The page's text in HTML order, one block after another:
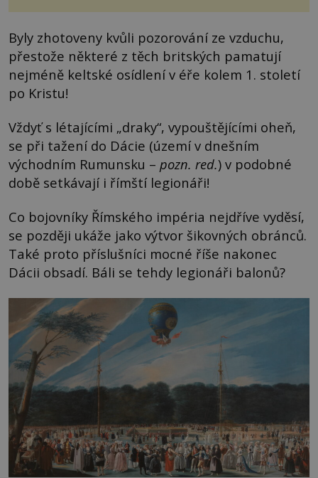
Byly zhotoveny kvůli pozorování ze vzduchu,
přestože některé z těch britských pamatují
nejméně keltské osídlení v éře kolem 1. století
po Kristu!
Vždyť s létajícími „draky“, vypouštějícími oheň,
se při tažení do Dácie (území v dnešním
východním Rumunsku – pozn. red.) v podobné
době setkávají i římští legionáři!
Co bojovníky Římského impéria nejdříve vyděsí,
se později ukáže jako výtvor šikovných obránců.
Také proto příslušníci mocné říše nakonec
Dácii obsadí. Báli se tehdy legionáři balonů?